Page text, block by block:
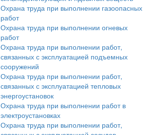
Охрана труда при выполнении газоопасных
работ
Охрана труда при выполнении огневых
работ
Охрана труда при выполнении работ,
связанных с эксплуатацией подъемных
сооружений
Охрана труда при выполнении работ,
связанных с эксплуатацией тепловых
энергоустановок
Охрана труда при выполнении работ в
электроустановках
Охрана труда при выполнении работ,